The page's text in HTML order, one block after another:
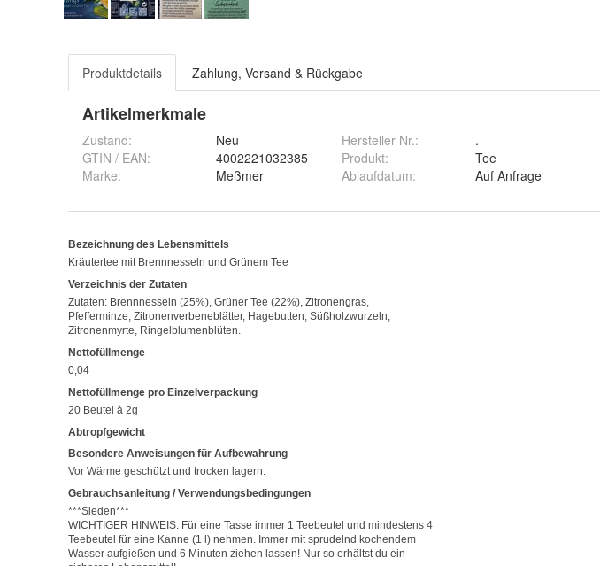
Produktdetails Zahlung, Versand & Rückgabe
Artikelmerkmale
Zustand:
Neu
GTIN / EAN:
4002221032385
Marke:
Meßmer
Hersteller Nr.:
.
Produkt:
Tee
Ablaufdatum: Auf Anfrage